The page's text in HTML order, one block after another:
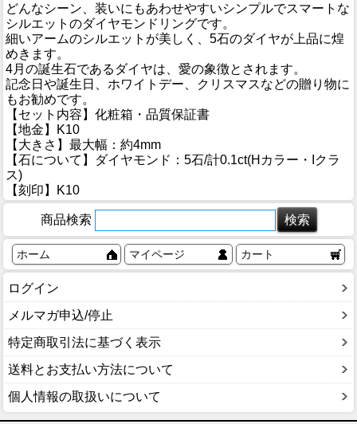
どんなシーン、装いにもあわせやすいシンプルでスマートな
シルエットのダイヤモンドリングです。
細いアームのシルエットが美しく、5石のダイヤが上品に煌
めきます。
4月の誕生石であるダイヤは、愛の象徴とされます。
記念日や誕生日、ホワイトデー、クリスマスなどの贈り物に
もお勧めです。
【セット内容】化粧箱・品質保証書
【地金】K10
【大きさ】最大幅：約4mm
【石について】ダイヤモンド：5石/計0.1ct(Hカラー・Iクラ
ス)
【刻印】K10
商品検索
ホーム マイページ カート
ログイン
メルマガ申込/停止
特定商取引法に基づく表示
送料とお支払い方法について
個人情報の取扱いについて